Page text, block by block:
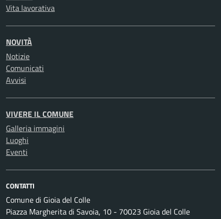
Vita lavorativa
NOVITÀ
Notizie
Comunicati
Avvisi
VIVERE IL COMUNE
Galleria immagini
Luoghi
Eventi
CONTATTI
Comune di Gioia del Colle
Piazza Margherita di Savoia, 10 - 70023 Gioia del Colle